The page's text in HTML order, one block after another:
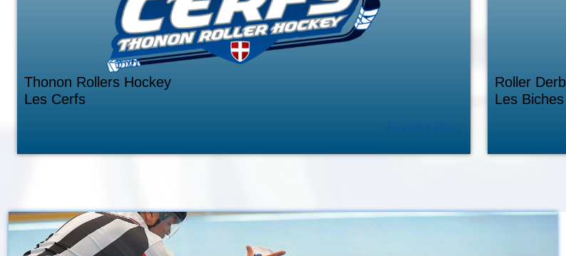
Thonon Rollers Hockey
Les Cerfs
Roller
Les Biches